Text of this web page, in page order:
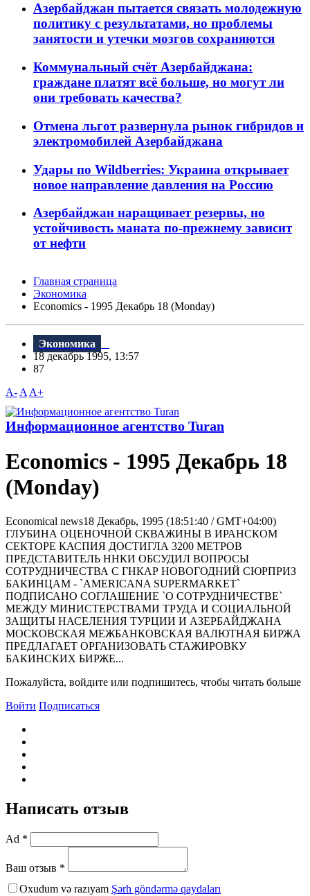
Азербайджан пытается связать молодежную
политику с результатами, но проблемы
занятости и утечки мозгов сохраняются
Коммунальный счёт Азербайджана:
граждане платят всё больше, но могут ли
они требовать качества?
Отмена льгот развернула рынок гибридов и
электромобилей Азербайджана
Удары по Wildberries: Украина открывает
новое направление давления на Россию
Азербайджан наращивает резервы, но
устойчивость маната по-прежнему зависит
от нефти
Главная страница
Экономика
Economics - 1995 Декабрь 18 (Monday)
Экономика
18 декабрь 1995, 13:57
87
A- A A+
Информационное агентство Turan
Economics - 1995 Декабрь 18
(Monday)
Economical news18 Декабрь, 1995 (18:51:40 / GMT+04:00)
ГЛУБИНА ОЦЕНОЧНОЙ СКВАЖИНЫ В ИРАНСКОМ
СЕКТОРЕ КАСПИЯ ДОСТИГЛА 3200 МЕТРОВ
ПРЕДСТАВИТЕЛЬ ННКИ ОБСУДИЛ ВОПРОСЫ
СОТРУДНИЧЕСТВА С ГНКАР НОВОГОДНИЙ СЮРПРИЗ
БАКИНЦАМ - `AMERICANA SUРERMARKET`
ПОДПИСАНО СОГЛАШЕНИЕ `О СОТРУДНИЧЕСТВЕ`
МЕЖДУ МИНИСТЕРСТВАМИ ТРУДА И СОЦИАЛЬНОЙ
ЗАЩИТЫ НАСЕЛЕНИЯ ТУРЦИИ И АЗЕРБАЙДЖАНА
МОСКОВСКАЯ МЕЖБАНКОВСКАЯ ВАЛЮТНАЯ БИРЖА
ПРЕДЛАГАЕТ ОРГАНИЗОВАТЬ СТАЖИРОВКУ
БАКИНСКИХ БИРЖЕ...
Пожалуйста, войдите или подпишитесь, чтобы читать больше
Войти Подписаться
Написать отзыв
Ad *
Ваш отзыв *
Oxudum və razıyam Şərh göndərmə qaydaları